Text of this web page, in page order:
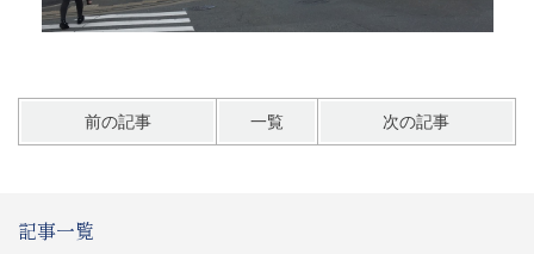
前の記事 一覧 次の記事
記事一覧